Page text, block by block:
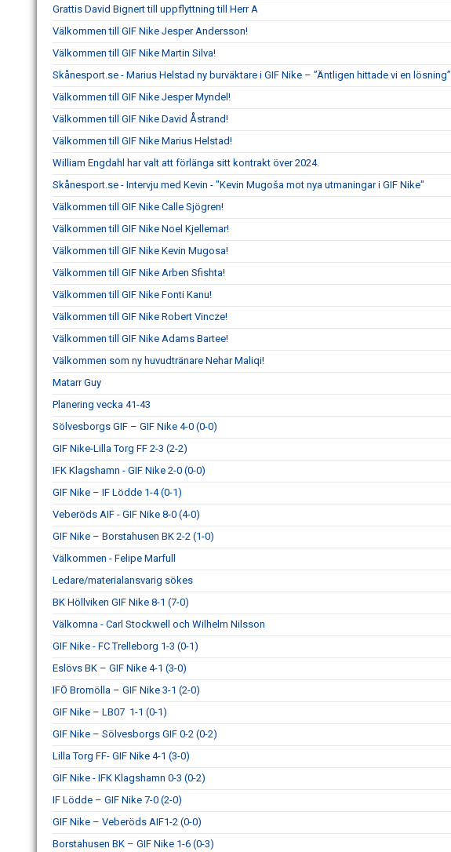
Grattis David Bignert till uppflyttning till Herr A
Välkommen till GIF Nike Jesper Andersson!
Välkommen till GIF Nike Martin Silva!
Skånesport.se - Marius Helstad ny burväktare i GIF Nike – ”Äntligen hittade vi en lösning”
Välkommen till GIF Nike Jesper Myndel!
Välkommen till GIF Nike David Åstrand!
Välkommen till GIF Nike Marius Helstad!
William Engdahl har valt att förlänga sitt kontrakt över 2024.
Skånesport.se - Intervju med Kevin - "Kevin Mugoša mot nya utmaningar i GIF Nike"
Välkommen till GIF Nike Calle Sjögren!
Välkommen till GIF Nike Noel Kjellemar!
Välkommen till GIF Nike Kevin Mugosa!
Välkommen till GIF Nike Arben Sfishta!
Välkommen till GIF Nike Fonti Kanu!
Välkommen till GIF Nike Robert Vincze!
Välkommen till GIF Nike Adams Bartee!
Välkommen som ny huvudtränare Nehar Maliqi!
Matarr Guy
Planering vecka 41-43
Sölvesborgs GIF – GIF Nike 4-0 (0-0)
GIF Nike-Lilla Torg FF 2-3 (2-2)
IFK Klagshamn - GIF Nike 2-0 (0-0)
GIF Nike – IF Lödde 1-4 (0-1)
Veberöds AIF - GIF Nike 8-0 (4-0)
GIF Nike – Borstahusen BK 2-2 (1-0)
Välkommen - Felipe Marfull
Ledare/materialansvarig sökes
BK Höllviken GIF Nike 8-1 (7-0)
Välkomna - Carl Stockwell och Wilhelm Nilsson
GIF Nike - FC Trelleborg 1-3 (0-1)
Eslövs BK – GIF Nike 4-1 (3-0)
IFÖ Bromölla – GIF Nike 3-1 (2-0)
GIF Nike – LB07 1-1 (0-1)
GIF Nike – Sölvesborgs GIF 0-2 (0-2)
Lilla Torg FF- GIF Nike 4-1 (3-0)
GIF Nike - IFK Klagshamn 0-3 (0-2)
IF Lödde – GIF Nike 7-0 (2-0)
GIF Nike – Veberöds AIF1-2 (0-0)
Borstahusen BK – GIF Nike 1-6 (0-3)